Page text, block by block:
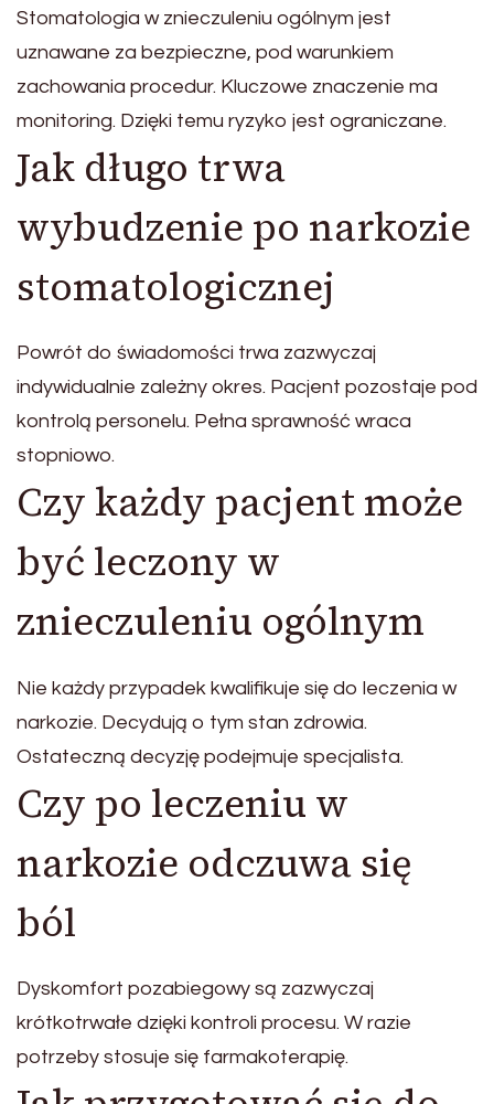
Stomatologia w znieczuleniu ogólnym jest
uznawane za bezpieczne, pod warunkiem
zachowania procedur. Kluczowe znaczenie ma
monitoring. Dzięki temu ryzyko jest ograniczane.
Jak długo trwa
wybudzenie po narkozie
stomatologicznej
Powrót do świadomości trwa zazwyczaj
indywidualnie zależny okres. Pacjent pozostaje pod
kontrolą personelu. Pełna sprawność wraca
stopniowo.
Czy każdy pacjent może
być leczony w
znieczuleniu ogólnym
Nie każdy przypadek kwalifikuje się do leczenia w
narkozie. Decydują o tym stan zdrowia.
Ostateczną decyzję podejmuje specjalista.
Czy po leczeniu w
narkozie odczuwa się
ból
Dyskomfort pozabiegowy są zazwyczaj
krótkotrwałe dzięki kontroli procesu. W razie
potrzeby stosuje się farmakoterapię.